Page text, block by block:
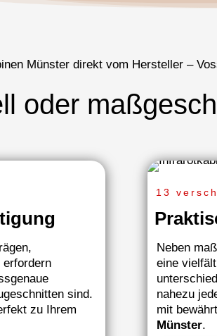
Münster direkt vom Hersteller –
oder
erfordern
sind.
zu Ihrem
13
Neben
eine
nahezu
mit
Münster.